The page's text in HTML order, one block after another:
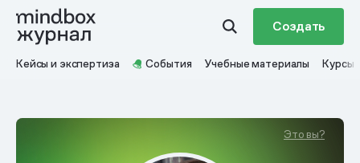
Создать
Кейсы и экспертиза События Учебные материалы Курсы
Это вы?